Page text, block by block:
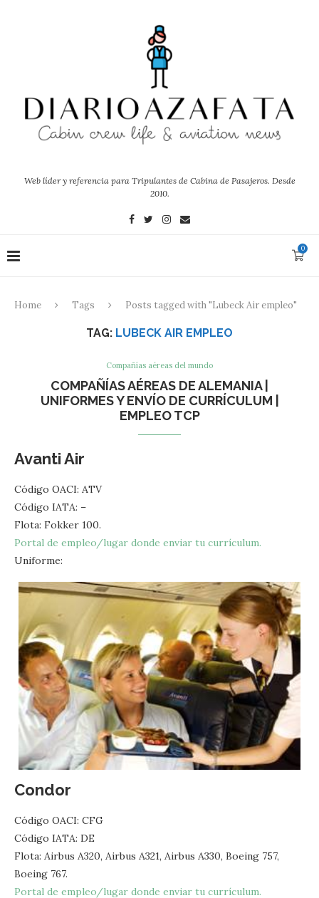
Web líder y referencia para Tripulantes de Cabina de Pasajeros. Desde
2010.
0
Home Tags Posts tagged with "Lubeck Air empleo"
TAG: LUBECK AIR EMPLEO
Compañías aéreas del mundo
COMPAÑÍAS AÉREAS DE ALEMANIA |
UNIFORMES Y ENVÍO DE CURRÍCULUM |
EMPLEO TCP
Avanti Air
Código OACI: ATV
Código IATA: –
Flota: Fokker 100.
Portal de empleo/lugar donde enviar tu currículum.
Uniforme:
Condor
Código OACI: CFG
Código IATA: DE
Flota: Airbus A320, Airbus A321, Airbus A330, Boeing 757,
Boeing 767.
Portal de empleo/lugar donde enviar tu currículum.